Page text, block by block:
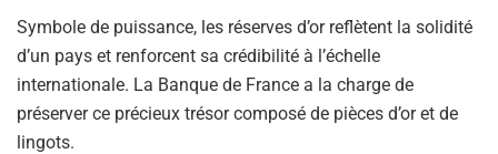
Symbole de puissance, les réserves d’or reflètent la solidité
d’un pays et renforcent sa crédibilité à l’échelle
internationale. La Banque de France a la charge de
préserver ce précieux trésor composé de pièces d’or et de
lingots.